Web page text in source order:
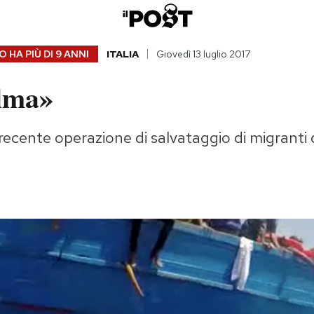
HA PIÙ DI 9 ANNI ITALIA Giovedì 13 luglio 2017
operazione di salvataggio di migranti